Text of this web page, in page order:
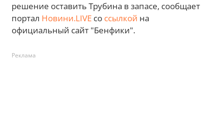
решение оставить Трубина в запасе, сообщает
портал Новини.LIVE со ссылкой на
официальный сайт "Бенфики".
Реклама